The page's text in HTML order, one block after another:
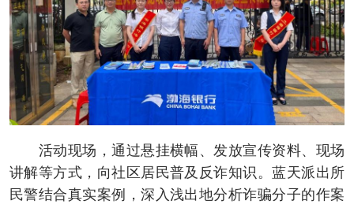
活动现场，通过悬挂横幅、发放宣传资料、现场
讲解等方式，向社区居民普及反诈知识。蓝天派出所
民警结合真实案例，深入浅出地分析诈骗分子的作案